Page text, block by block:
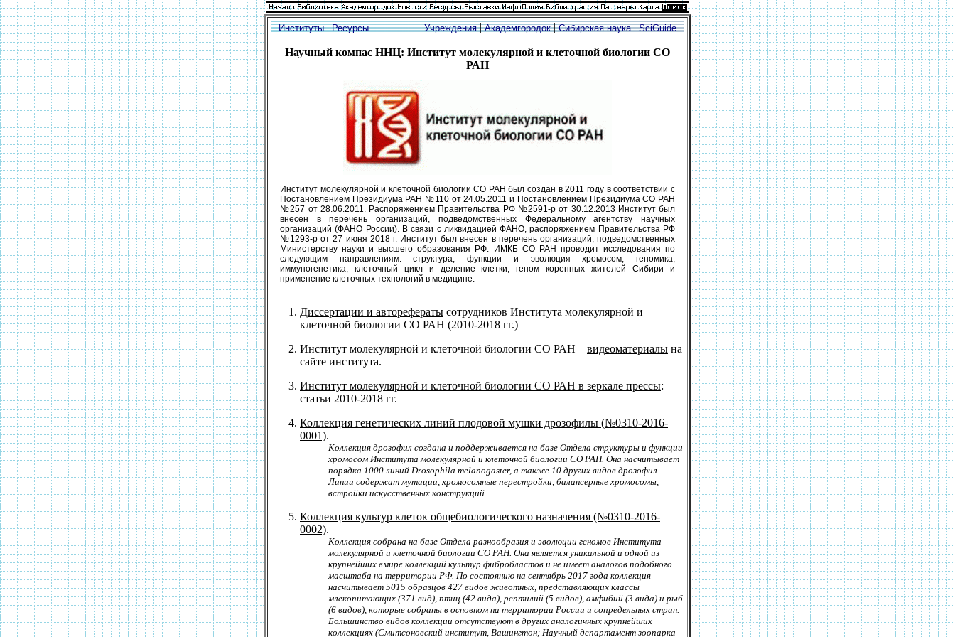
Институты|Ресурсы Учреждения|Академгородок|Сибирская наука|SciGuide
Научный компас ННЦ: Институт молекулярной и клеточной биологии СО
РАН
Институт молекулярной и клеточной биологии СО РАН был создан в 2011 году в соответствии с
Постановлением Президиума РАН №110 от 24.05.2011 и Постановлением Президиума СО РАН
№257 от 28.06.2011. Распоряжением Правительства РФ №2591-р от 30.12.2013 Институт был
внесен в перечень организаций, подведомственных Федеральному агентству научных
организаций (ФАНО России). В связи с ликвидацией ФАНО, распоряжением Правительства РФ
№1293-р от 27 июня 2018 г. Институт был внесен в перечень организаций, подведомственных
Министерству науки и высшего образования РФ. ИМКБ СО РАН проводит исследования по
следующим направлениям: структура, функции и эволюция хромосом, геномика,
иммуногенетика, клеточный цикл и деление клетки, геном коренных жителей Сибири и
применение клеточных технологий в медицине.
Диссертации и авторефераты сотрудников Института молекулярной и
клеточной биологии СО РАН (2010-2018 гг.)
Институт молекулярной и клеточной биологии СО РАН – видеоматериалы на
сайте института.
Институт молекулярной и клеточной биологии СО РАН в зеркале прессы:
статьи 2010-2018 гг.
Коллекция генетических линий плодовой мушки дрозофилы (№0310-2016-
0001).
Коллекция дрозофил создана и поддерживается на базе Отдела структуры и функции
хромосом Института молекулярной и клеточной биологии СО РАН. Она насчитывает
порядка 1000 линий Drosophila melanogaster, а также 10 других видов дрозофил.
Линии содержат мутации, хромосомные перестройки, балансерные хромосомы,
встройки искусственных конструкций.
Коллекция культур клеток общебиологического назначения (№0310-2016-
0002).
Коллекция собрана на базе Отдела разнообразия и эволюции геномов Института
молекулярной и клеточной биологии СО РАН. Она является уникальной и одной из
крупнейших вмире коллекций культур фибробластов и не имеет аналогов подобного
масштаба на территории РФ. По состоянию на сентябрь 2017 года коллекция
насчитывает 5015 образцов 427 видов животных, представляющих классы
млекопитающих (371 вид), птиц (42 вида), рептилий (5 видов), амфибий (3 вида) и рыб
(6 видов), которые собраны в основном на территории России и сопредельных стран.
Большинство видов коллекции отсутствуют в других аналогичных крупнейших
коллекциях (Смитсоновский институт, Вашингтон; Научный департамент зоопарка